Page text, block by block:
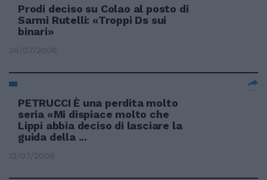
Prodi deciso su Colao al posto di
Sarmi Rutelli: «Troppi Ds sui
binari»
26/07/2006
PETRUCCI È una perdita molto
seria «Mi dispiace molto che
Lippi abbia deciso di lasciare la
guida della ...
12/07/2006